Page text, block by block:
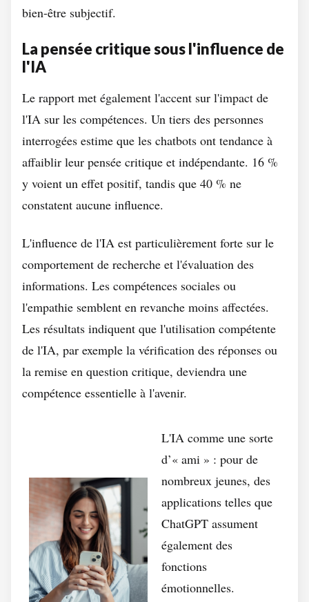
bien-être subjectif.
La pensée critique sous l'influence de
l'IA
Le rapport met également l'accent sur l'impact de
l'IA sur les compétences. Un tiers des personnes
interrogées estime que les chatbots ont tendance à
affaiblir leur pensée critique et indépendante. 16 %
y voient un effet positif, tandis que 40 % ne
constatent aucune influence.
L'influence de l'IA est particulièrement forte sur le
comportement de recherche et l'évaluation des
informations. Les compétences sociales ou
l'empathie semblent en revanche moins affectées.
Les résultats indiquent que l'utilisation compétente
de l'IA, par exemple la vérification des réponses ou
la remise en question critique, deviendra une
compétence essentielle à l'avenir.
L'IA comme une sorte
d’« ami » : pour de
nombreux jeunes, des
applications telles que
ChatGPT assument
également des
fonctions
émotionnelles.